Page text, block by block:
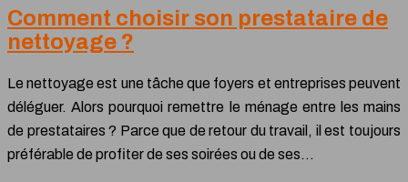
Comment choisir son prestataire de
nettoyage ?
Le nettoyage est une tâche que foyers et entreprises peuvent
déléguer. Alors pourquoi remettre le ménage entre les mains
de prestataires ? Parce que de retour du travail, il est toujours
préférable de profiter de ses soirées ou de ses…